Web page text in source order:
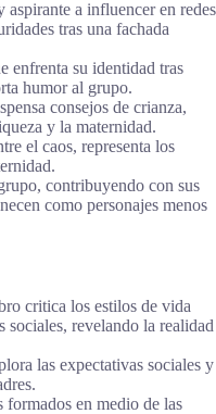
a influencer en redes
tras una fachada
enfrenta su identidad tras
humor al grupo.
consejos de crianza,
y la maternidad.
el caos, representa los
contribuyendo con sus
como personajes menos
critica los estilos de vida
sociales, revelando la realidad
las expectativas sociales y
formados en medio de las